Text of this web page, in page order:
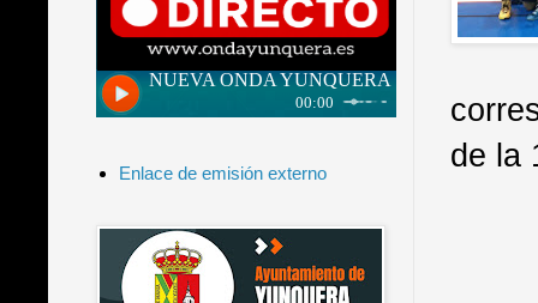
de la
Enlace de emisión externo